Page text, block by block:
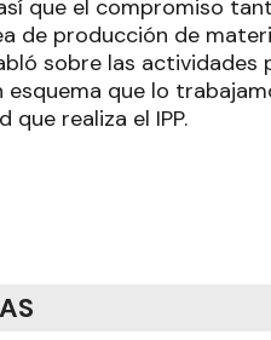
que el compromiso
de producción de
sobre las
que lo
realiza el IPP.